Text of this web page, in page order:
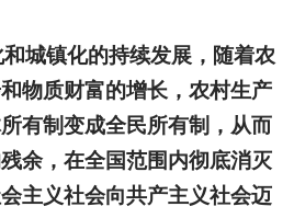
城镇化的持续发展，随着农
物质财富的增长，农村生产
有制变成全民所有制，从而
余，在全国范围内彻底消灭
主义社会向共产主义社会迈